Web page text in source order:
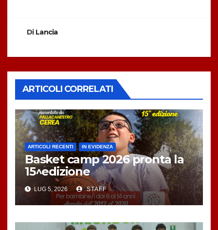
Di Lancia
ARTICOLI CORRELATI
ARTICOLI RECENTI IN EVIDENZA
Basket camp 2026 pronta la
15^edizione
LUG 5, 2026 STAFF